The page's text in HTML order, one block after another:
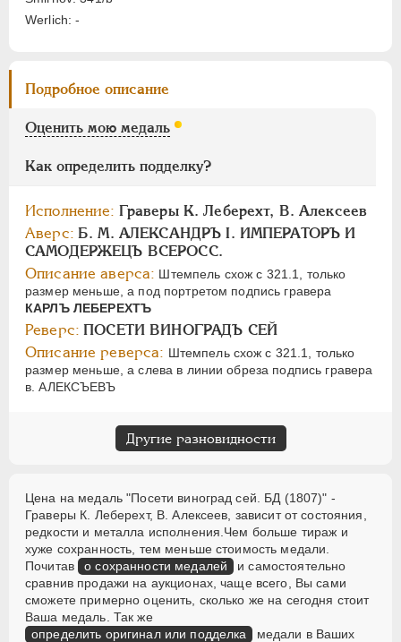
Werlich: -
Подробное описание
Оценить мою медаль
Как определить подделку?
Исполнение: Граверы К. Леберехт, В. Алексеев
Аверс: Б. М. АЛЕКСАНДРЪ I. ИМПЕРАТОРЪ И
САМОДЕРЖЕЦЪ ВСЕРОСС.
Описание аверса: Штемпель схож с 321.1, только
размер меньше, а под портретом подпись гравера
КАРЛЪ ЛЕБЕРЕХТЪ
Реверс: ПОСЕТИ ВИНОГРАДЪ СЕЙ
Описание реверса: Штемпель схож с 321.1, только
размер меньше, а слева в линии обреза подпись гравера
в. АЛЕКСЪЕВЪ
Другие разновидности
Цена на медаль "Посети виноград сей. БД (1807)" -
Граверы К. Леберехт, В. Алексеев, зависит от состояния,
редкости и металла исполнения.Чем больше тираж и
хуже сохранность, тем меньше стоимость медали.
Почитав о сохранности медалей
и самостоятельно
сравнив продажи на аукционах, чаще всего, Вы сами
сможете примерно оценить, сколько же на сегодня стоит
Ваша медаль. Так же
определить оригинал или подделка
медали в Ваших
Цифры
НИКОЛАЙ I 1826-1855
АЛЕКСАНДР II
1855-1881
НИКОЛАЙ II 1894-1917